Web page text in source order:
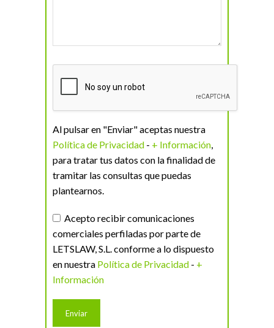
Al pulsar en "Enviar" aceptas nuestra
Política de Privacidad - + Información,
para tratar tus datos con la finalidad de
tramitar las consultas que puedas
plantearnos.
Acepto recibir comunicaciones
comerciales perfiladas por parte de
LETSLAW, S.L. conforme a lo dispuesto
en nuestra Política de Privacidad - +
Información